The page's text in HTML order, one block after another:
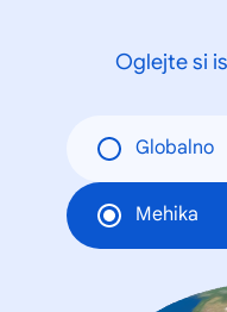
Oglejte si
Globalno
Mehika